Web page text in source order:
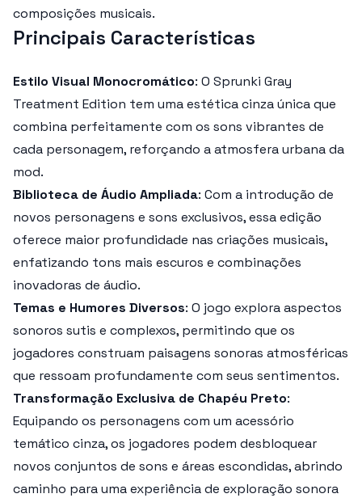
composições musicais.
Principais Características
Estilo Visual Monocromático: O Sprunki Gray
Treatment Edition tem uma estética cinza única que
combina perfeitamente com os sons vibrantes de
cada personagem, reforçando a atmosfera urbana da
mod.
Biblioteca de Áudio Ampliada: Com a introdução de
novos personagens e sons exclusivos, essa edição
oferece maior profundidade nas criações musicais,
enfatizando tons mais escuros e combinações
inovadoras de áudio.
Temas e Humores Diversos: O jogo explora aspectos
sonoros sutis e complexos, permitindo que os
jogadores construam paisagens sonoras atmosféricas
que ressoam profundamente com seus sentimentos.
Transformação Exclusiva de Chapéu Preto:
Equipando os personagens com um acessório
temático cinza, os jogadores podem desbloquear
novos conjuntos de sons e áreas escondidas, abrindo
caminho para uma experiência de exploração sonora